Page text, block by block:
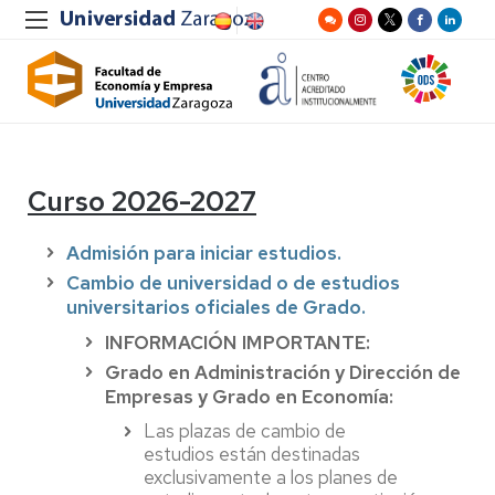
Curso 2026-2027
Admisión para iniciar estudios.
Cambio de universidad o de estudios
universitarios oficiales de Grado.
INFORMACIÓN IMPORTANTE:
Grado en Administración y Dirección de
Empresas y Grado en Economía:
Las plazas de cambio de
estudios están destinadas
exclusivamente a los planes de